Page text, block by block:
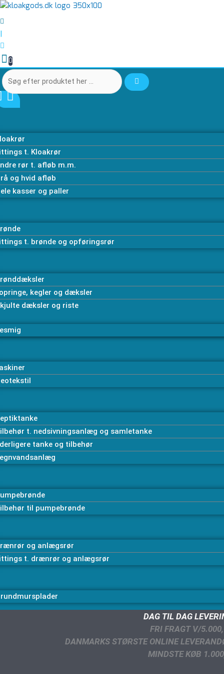
Gå
til
indholdet
|
0
Søg
efter
her
…
t. Kloakrør
rør t. afløb m.m.
og hvid afløb
kasser og paller
t. brønde og opføringsrør
kegler og dæksler
dæksler og riste
t. nedsivningsanlæg og samletanke
tanke og tilbehør
til pumpebrønde
og anlægsrør
t. drænrør og anlægsrør
DAG TIL DAG
FRI FRAGT V/
DANMARKS STØRSTE ONLINE
MINDSTE KØB
Søg
efter
her
…